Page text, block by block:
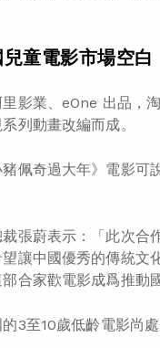
童電影市場空白
影業、eOne 出品，
列動畫改編而成。
佩奇過大年》電影可
張蔚表示：「此次合
讓中國優秀的傳統文
合家歡電影成爲推動
的3至10歲低齡電影尚